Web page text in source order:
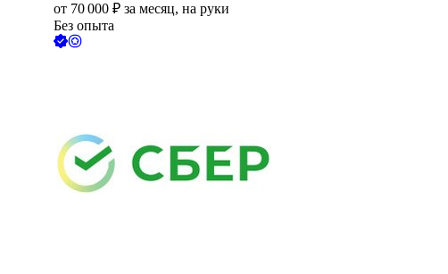
от 70 000 ₽ за месяц, на руки
Без опыта